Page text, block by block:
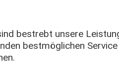
bestrebt unsere
bestmöglichen